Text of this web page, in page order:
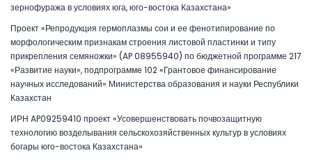
зернофуража в условиях юга, юго-востока Казахстана»
Проект «Репродукция гермоплазмы сои и ее фенотипирование по
морфологическим признакам строения листовой пластинки и типу
прикрепления семяножки» (AP 08955940) по бюджетной программе 217
«Развитие науки», подпрограмме 102 «Грантовое финансирование
научных исследований» Министерства образования и науки Республики
Казахстан
ИРН AP09259410 проект «Усовершенствовать почвозащитную
технологию возделывания сельскохозяйственных культур в условиях
богары юго-востока Казахстана»